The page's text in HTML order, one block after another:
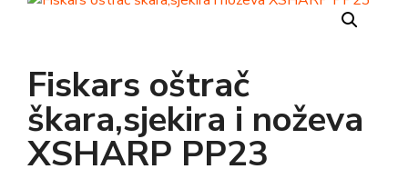
Fiskars oštrač
škara,sjekira i noževa
XSHARP PP23